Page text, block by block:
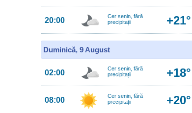
20:00
Cer senin, fără
precipitații
+21°
Duminică, 9 August
02:00
Cer senin, fără
precipitații
+18°
08:00
Cer senin, fără
precipitații
+20°